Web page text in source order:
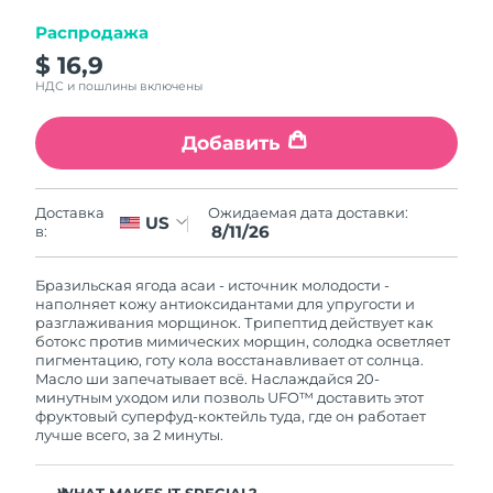
Распродажа
$ 16,9
НДС и пошлины включены
Добавить
Доставка
в:
US Ожидаемая дата доставки:
8/11/26
Бразильская ягода асаи - источник молодости -
наполняет кожу антиоксидантами для упругости и
разглаживания морщинок. Трипептид действует как
ботокс против мимических морщин, солодка осветляет
пигментацию, готу кола восстанавливает от солнца.
Масло ши запечатывает всё. Наслаждайся 20-
минутным уходом или позволь UFO™ доставить этот
фруктовый суперфуд-коктейль туда, где он работает
лучше всего, за 2 минуты.
Израиль
Италия
Ожидаемая дата доставки
8/10/26
Япония
Джерси
Казахстан
Ожидаемая дата доставки
8/12/26
Кувейт
Ожидаемая дата доставки
8/10/26
8/10/26